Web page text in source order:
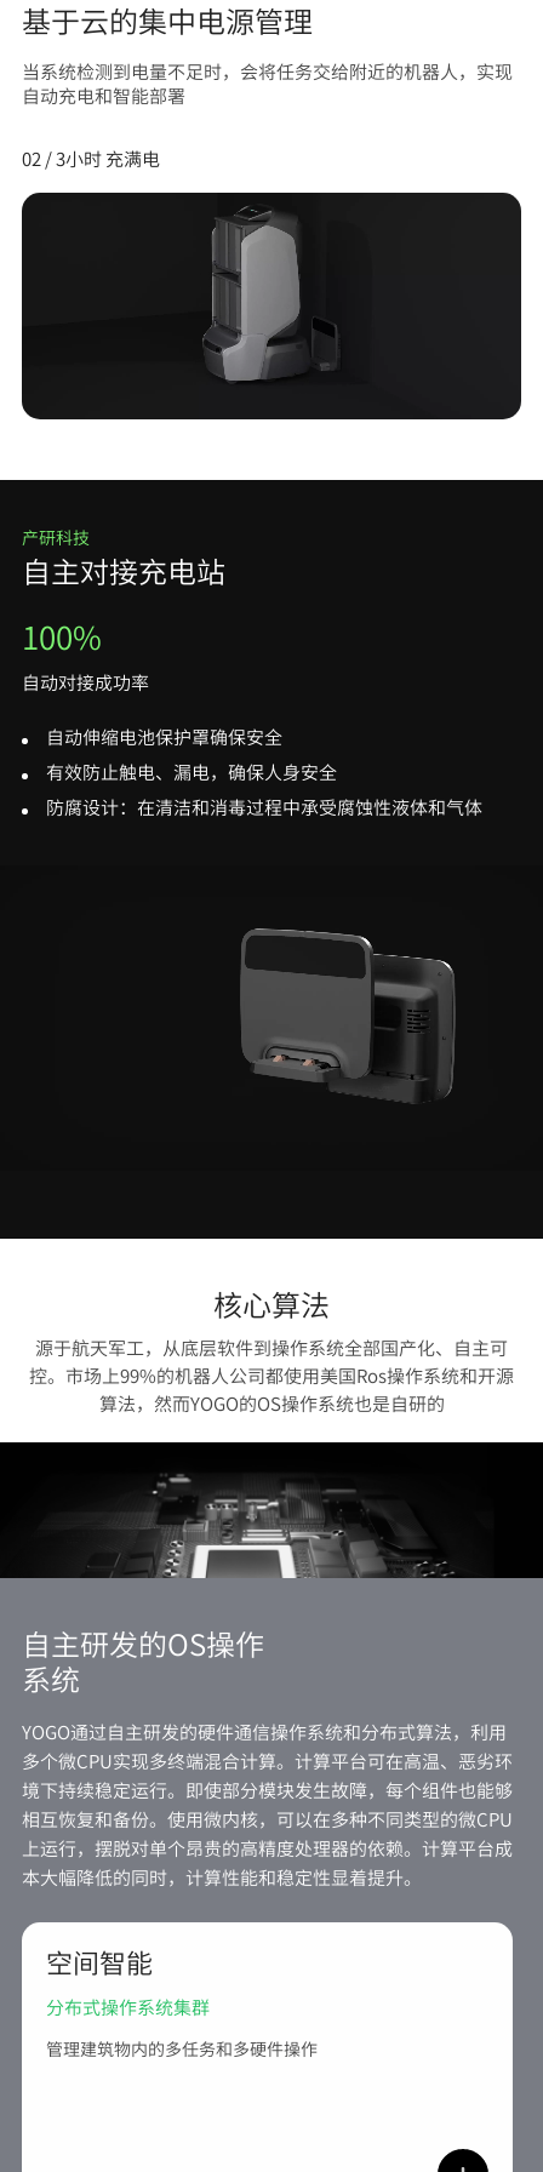
3小时 充满电
自动寻找充电桩 并完成充电
产研科技
自主对接充电站
100%
自动对接成功率
自动伸缩电池保护罩确保安全
有效防止触电、漏电，确保人身安全
防腐设计：在清洁和消毒过程中承受腐蚀性液体和气体
核心算法
源于航天军工，从底层软件到操作系统全部国产化、自主可
控。市场上99%的机器人公司都使用美国Ros操作系统和开源
算法，然而YOGO的OS操作系统也是自研的
自主研发的OS操作
系统
YOGO通过自主研发的硬件通信操作系统和分布式算法，利用
多个微CPU实现多终端混合计算。计算平台可在高温、恶劣环
境下持续稳定运行。即使部分模块发生故障，每个组件也能够
相互恢复和备份。使用微内核，可以在多种不同类型的微CPU
上运行，摆脱对单个昂贵的高精度处理器的依赖。计算平台成
本大幅降低的同时，计算性能和稳定性显着提升。
空间智能
分布式操作系统集群
管理建筑物内的多任务和多硬件操作